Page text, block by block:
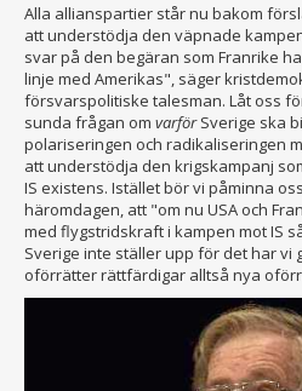
Alla allianspartier står nu bakom
att understödja den väpnade
svar på den begäran som Franrike
linje med Amerikas", säger
försvarspolitiske talesman. Låt oss
sunda frågan om varförSverige ska
polariseringen och radikaliseringen
att understödja den krigskampanj
IS existens. Istället bör vi påminna
häromdagen, att "om nu USA och
med flygstridskraft i kampen mot IS
Sverige inte ställer upp för det har vi
oförrätter rättfärdigar alltså nya